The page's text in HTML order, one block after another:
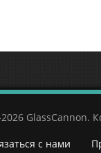
GlassCannon.
с нами